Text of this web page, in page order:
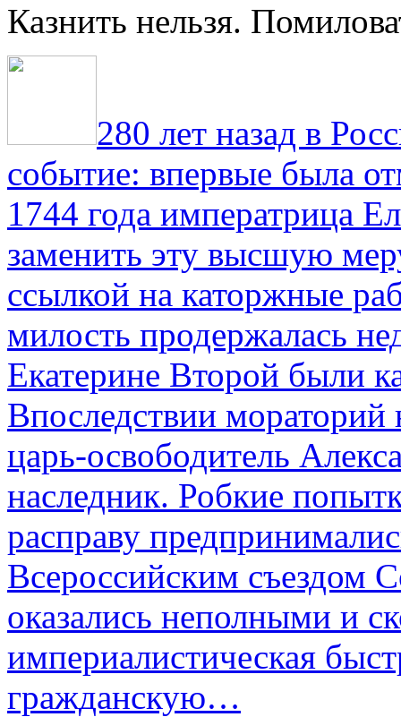
Казнить нельзя.
280 лет назад в
событие: впервые была
1744 года императрица
заменить эту высшую
ссылкой на каторжные
милость продержалась
Екатерине Второй были
Впоследствии мораторий
царь-освободитель
наследник. Робкие
расправу
Всероссийским съездом
оказались неполными и
империалистическая
гражданскую…